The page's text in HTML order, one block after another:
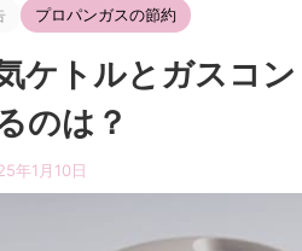
プロパンガスの節約
ケトルとガスコ
のは？
年1月10日